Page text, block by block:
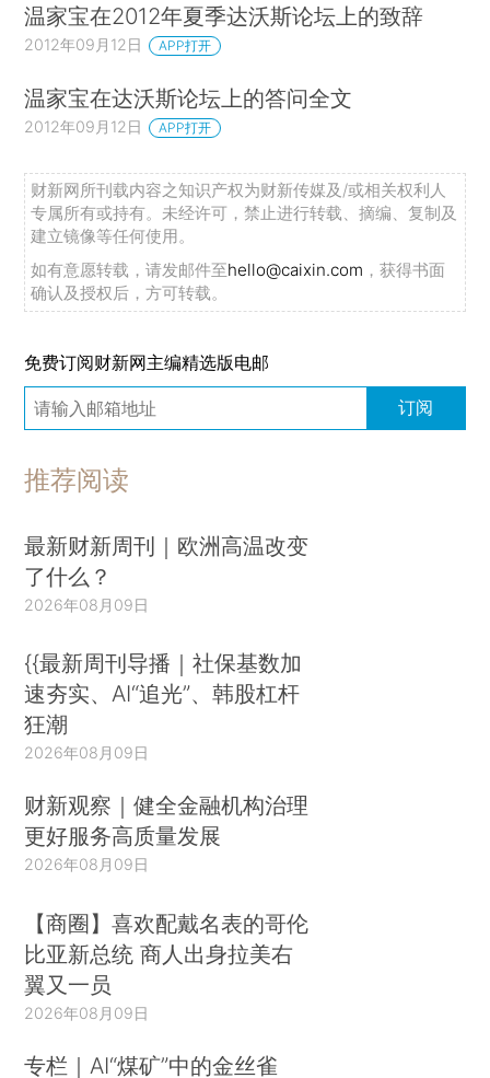
温家宝在2012年夏季达沃斯论坛上的致辞
2012年09月12日 APP打开
温家宝在达沃斯论坛上的答问全文
2012年09月12日 APP打开
财新网所刊载内容之知识产权为财新传媒及/或相关权利人
专属所有或持有。未经许可，禁止进行转载、摘编、复制及
建立镜像等任何使用。
如有意愿转载，请发邮件至hello@caixin.com ，获得书面
确认及授权后，方可转载。
免费订阅财新网主编精选版电邮
订阅
推荐阅读
最新财新周刊｜欧洲高温改变
了什么？
2026年08月09日
{{最新周刊导播｜社保基数加
速夯实、AI“追光”、韩股杠杆
狂潮
2026年08月09日
财新观察｜健全金融机构治理
更好服务高质量发展
2026年08月09日
【商圈】喜欢配戴名表的哥伦
比亚新总统 商人出身拉美右
翼又一员
2026年08月09日
专栏｜AI“煤矿”中的金丝雀